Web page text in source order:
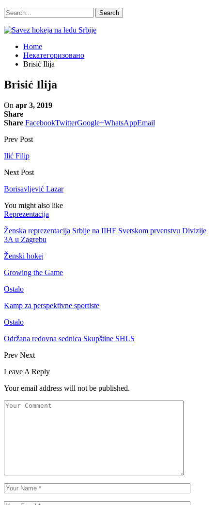
Home
Некатегоризовано
Brisić Ilija
Brisić Ilija
On apr 3, 2019
Share
Share FacebookTwitterGoogle+WhatsAppEmail
Prev Post
Ilić Filip
Next Post
Borisavljević Lazar
You might also like
Reprezentacija
Ženska reprezentacija Srbije na IIHF Svetskom prvenstvu Divizije
3A u Zagrebu
Ženski hokej
Growing the Game
Ostalo
Kamp za perspektivne sportiste
Ostalo
Održana redovna sednica Skupštine SHLS
Prev Next
Leave A Reply
Your email address will not be published.